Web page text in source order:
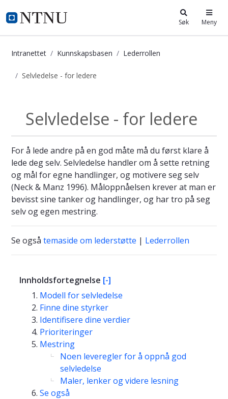
i.ntnu.no Søk Meny
Intranettet Kunnskapsbasen Lederrollen
Selvledelse - for ledere
Lederrollen
Selvledelse - for ledere
For å lede andre på en god måte må du først klare å
lede deg selv. Selvledelse handler om å sette retning
og mål for egne handlinger, og motivere seg selv
(Neck & Manz 1996). Måloppnåelsen krever at man er
bevisst sine tanker og handlinger, og har tro på seg
selv og egen mestring.
Se også temaside om lederstøtte | Lederrollen
Innholdsfortegnelse [-]
Modell for selvledelse
Finne dine styrker
Identifisere dine verdier
Prioriteringer
Mestring
Noen leveregler for å oppnå god
selvledelse
Maler, lenker og videre lesning
Se også